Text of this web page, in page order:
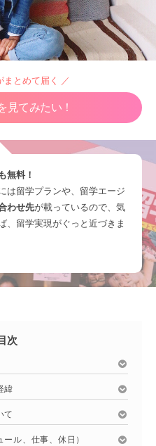
まとめて届く ／
見てみたい！
無料！
は留学プランや、留学エージ
わせ先が載っているので、気
、留学実現がぐっと近づきま
次
緯
て
ル、仕事、休日）